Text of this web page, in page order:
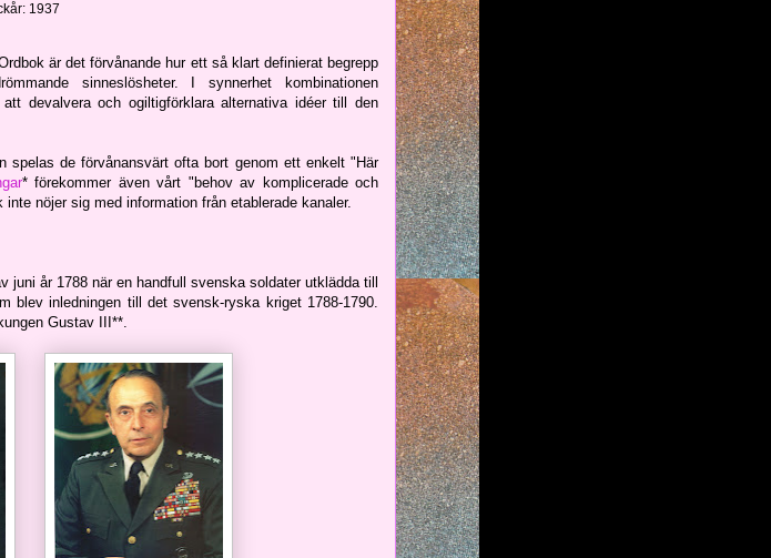
1937
är det förvånande hur ett så klart definierat begrepp
sinneslösheter. I synnerhet kombinationen
devalvera och ogiltigförklara alternativa idéer till den
spelas de förvånansvärt ofta bort genom ett enkelt "Här
* förekommer även vårt "behov av komplicerade och
nöjer sig med information från etablerade kanaler.
år 1788 när en handfull svenska soldater utklädda till
blev inledningen till det svensk-ryska kriget 1788-1790.
Gustav III**.